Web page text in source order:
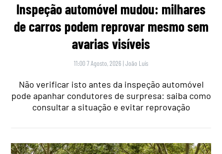
Inspeção automóvel mudou: milhares
de carros podem reprovar mesmo sem
avarias visíveis
11:00 7 Agosto, 2026 |João Luís
Não verificar isto antes da inspeção automóvel
pode apanhar condutores de surpresa: saiba como
consultar a situação e evitar reprovação